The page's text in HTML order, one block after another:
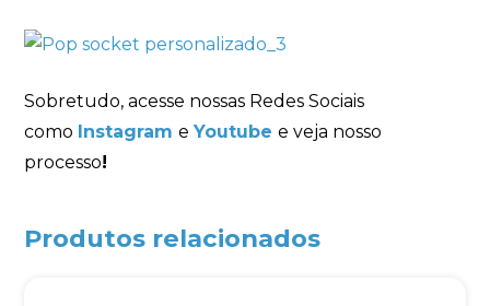
Sobretudo, acesse nossas Redes Sociais
como Instagram eYoutube e veja nosso
processo!
Produtos relacionados